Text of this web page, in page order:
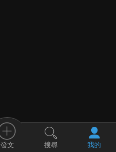
發文 搜尋 我的